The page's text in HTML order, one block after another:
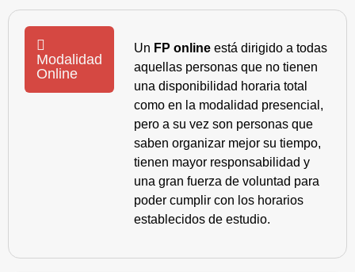
Modalidad
Online
Un FP online está dirigido a todas
aquellas personas que no tienen
una disponibilidad horaria total
como en la modalidad presencial,
pero a su vez son personas que
saben organizar mejor su tiempo,
tienen mayor responsabilidad y
una gran fuerza de voluntad para
poder cumplir con los horarios
establecidos de estudio.